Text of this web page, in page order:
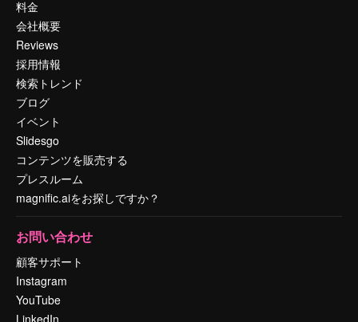
料金
会社概要
Reviews
採用情報
検索トレンド
ブログ
イベント
Slidesgo
コンテンツを販売する
プレスルーム
magnific.aiをお探しですか？
お問い合わせ
顧客サポート
Instagram
YouTube
LinkedIn